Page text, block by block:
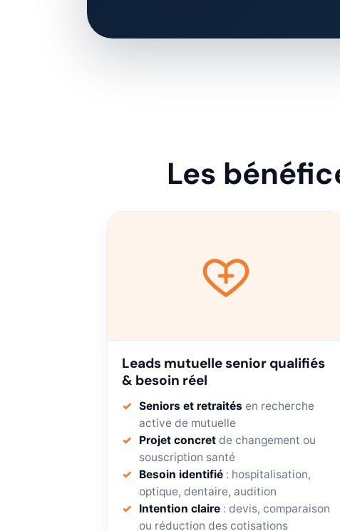
Les
Leads mutuelle senior qualifiés
& besoin réel
Seniors et retraités en recherche
active de mutuelle
Projet concret de changement ou
souscription santé
Besoin identifié : hospitalisation,
optique, dentaire, audition
Intention claire : devis, comparaison
ou réduction des cotisations